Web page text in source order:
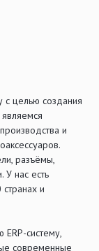
с целью создания
и
разъёмы,
У нас есть
и
систему,
современные